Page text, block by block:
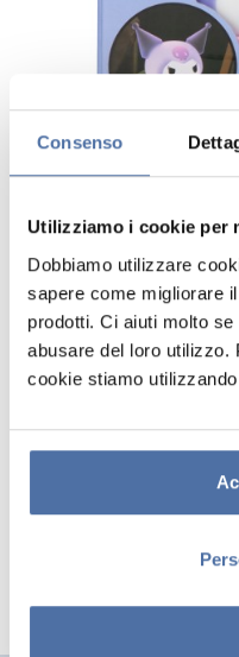
Consenso
Utilizziamo i cookie per
Dobbiamo utilizzare
sapere come migliorare
prodotti. Ci aiuti molto
abusare del loro utilizzo.
cookie stiamo
LAMPADA
RICARICABILE